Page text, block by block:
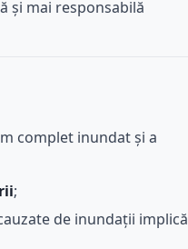
și mai responsabilă
complet inundat și a
;
de inundații implică